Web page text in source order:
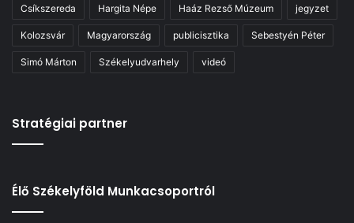
Csíkszereda Hargita Népe Haáz Rezső Múzeum jegyzet
Kolozsvár Magyarország publicisztika Sebestyén Péter
Simó Márton Székelyudvarhely videó
Stratégiai partner
Élő Székelyföld Munkacsoportról